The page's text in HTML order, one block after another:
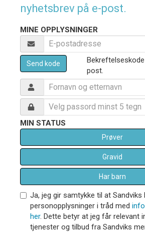
nyhetsbrev på e-post.
MINE OPPLYSNINGER
Send kode
post.
MIN STATUS
Prøver
Gravid
Har barn
Ja, jeg gir samtykke til at Sandviks
personopplysninger i tråd med
her. Dette betyr at jeg får relevant
tjenester og tilbud fra Sandviks